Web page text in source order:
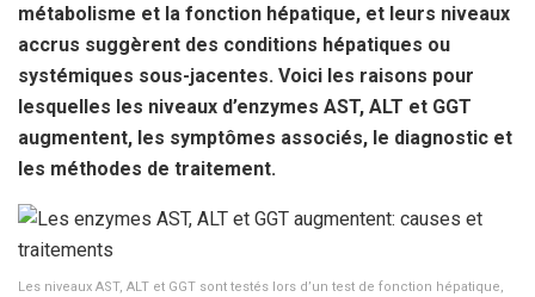
métabolisme et la fonction hépatique, et leurs niveaux
accrus suggèrent des conditions hépatiques ou
systémiques sous-jacentes. Voici les raisons pour
lesquelles les niveaux d’enzymes AST, ALT et GGT
augmentent, les symptômes associés, le diagnostic et
les méthodes de traitement.
Les niveaux AST, ALT et GGT sont testés lors d’un test de fonction hépatique,